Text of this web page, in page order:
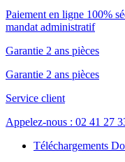
Paiement en ligne 100%
mandat administratif
Garantie 2 ans pièces
Garantie 2 ans pièces
Service client
Appelez-nous : 02 41 27
Téléchargements